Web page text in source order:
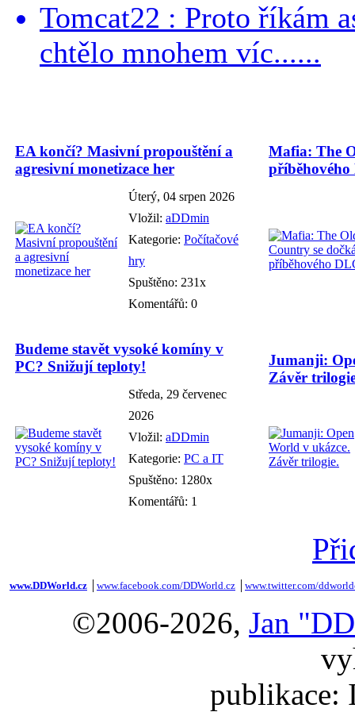
Tomcat22 : Proto říkám
chtělo mnohem víc......
EA končí? Masivní propouštění a
agresivní monetizace her
Úterý, 04 srpen 2026
Vložil: aDDmin
Kategorie: Počítačové
hry
Spuštěno: 231x
Komentářů: 0
Mafia: The
Budeme stavět vysoké komíny v
PC? Snižují teploty!
Středa, 29 červenec
2026
Vložil: aDDmin
Kategorie: PC a IT
Spuštěno: 1280x
Komentářů: 1
Jumanji:
Závěr
www.DDWorld.cz www.facebook.com/DDWorld.cz www.twitter.com/
©2006-2026, Jan
publikace: